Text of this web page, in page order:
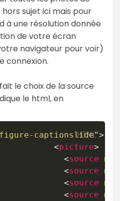
sujet ici mais pour
à une résolution donnée
de votre écran
navigateur pour voir)
connexion.
le choix de la source
le html, en
figure-captionslide">
<picture>
<source
<source
<source
<source